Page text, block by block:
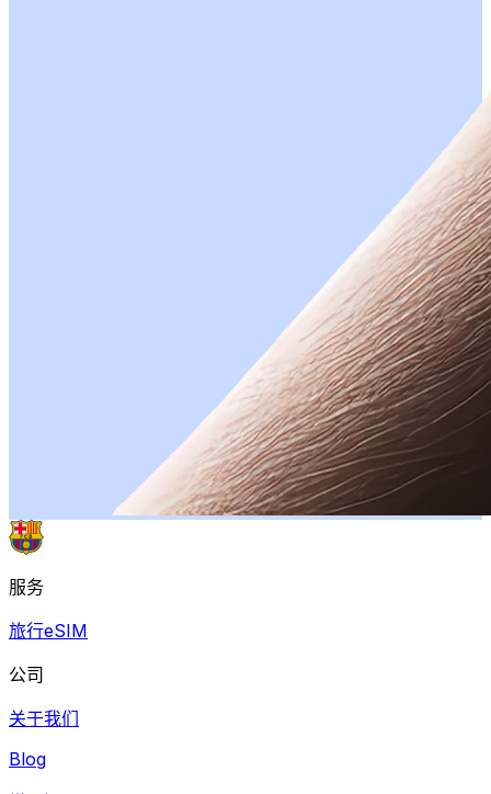
服务
旅行eSIM
公司
关于我们
Blog